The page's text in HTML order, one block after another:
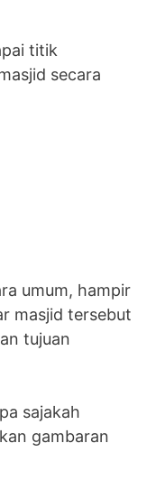
titik
secara
umum, hampir
masjid tersebut
tujuan
sajakah
gambaran